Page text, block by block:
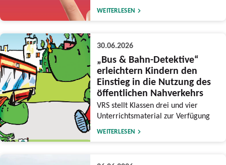
WEITERLESEN
30.06.2026
„Bus & Bahn-Detektive“
erleichtern Kindern den
Einstieg in die Nutzung des
öffentlichen Nahverkehrs
VRS stellt Klassen drei und vier
Unterrichtsmaterial zur Verfügung
WEITERLESEN